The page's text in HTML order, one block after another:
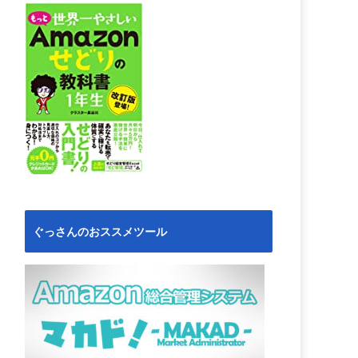
ぐっさんのおススメツール